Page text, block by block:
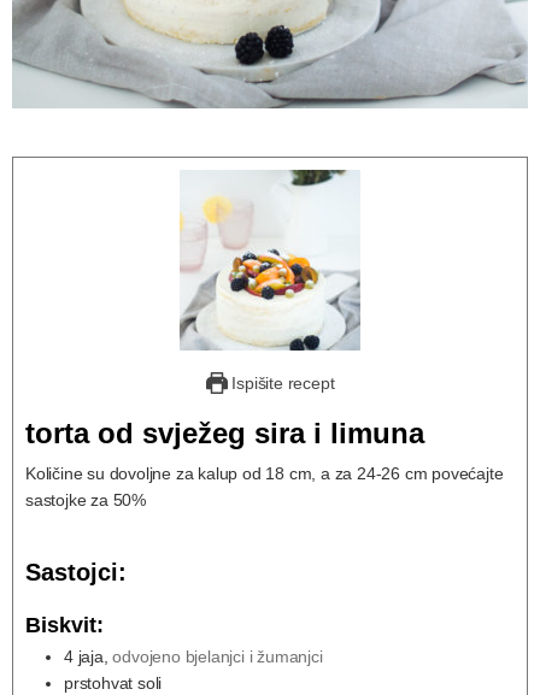
Ispišite recept
torta od svježeg sira i limuna
Količine su dovoljne za kalup od 18 cm, a za 24-26 cm povećajte
sastojke za 50%
Sastojci:
Biskvit:
4 jaja,odvojeno bjelanjci i žumanjci
prstohvat soli